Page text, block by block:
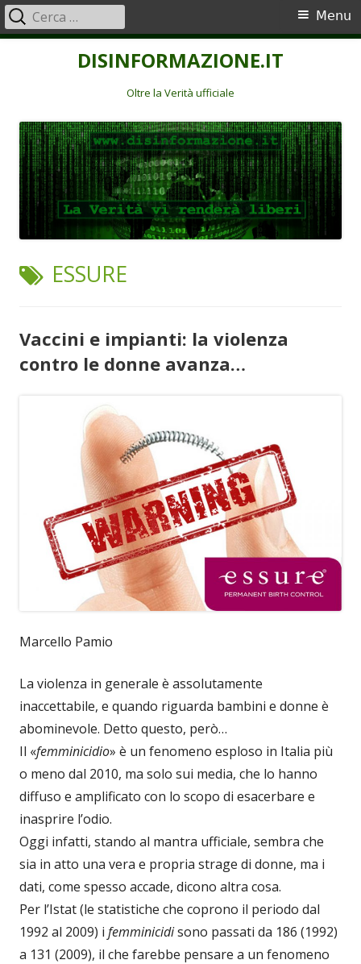
DISINFORMAZIONE.IT
Oltre la Verità ufficiale
Menu
principale
Menu
Ricerca
per:
TAG:
ESSURE
Vaccini e impianti: la violenza
contro le donne avanza…
Marcello Pamio
La violenza in generale è assolutamente
inaccettabile, e quando riguarda bambini e donne è
abominevole. Detto questo, però…
Il «femminicidio» è un fenomeno esploso in Italia più
o meno dal 2010, ma solo sui media, che lo hanno
diffuso e amplificato con lo scopo di esacerbare e
inasprire l’odio.
Oggi infatti, stando al mantra ufficiale, sembra che
sia in atto una vera e propria strage di donne, ma i
dati, come spesso accade, dicono altra cosa.
Per l’Istat (le statistiche che coprono il periodo dal
1992 al 2009) i femminicidisono passati da 186 (1992)
a 131 (2009), il che farebbe pensare a un fenomeno